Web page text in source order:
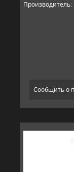
Производитель:
Сообщить о